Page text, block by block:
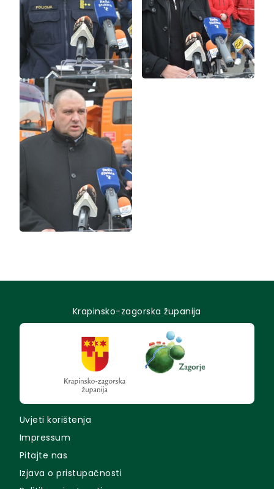
Krapinsko-zagorska županija
Uvjeti korištenja
Impressum
Pitajte nas
Izjava o pristupačnosti